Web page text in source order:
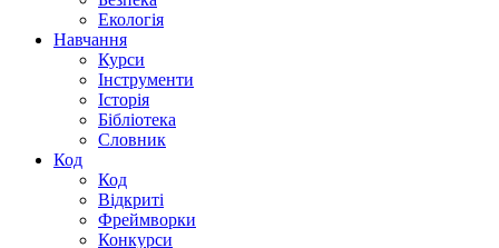
Екологія
Навчання
Курси
Інструменти
Історія
Бібліотека
Словник
Код
Код
Відкриті
Фреймворки
Конкурси